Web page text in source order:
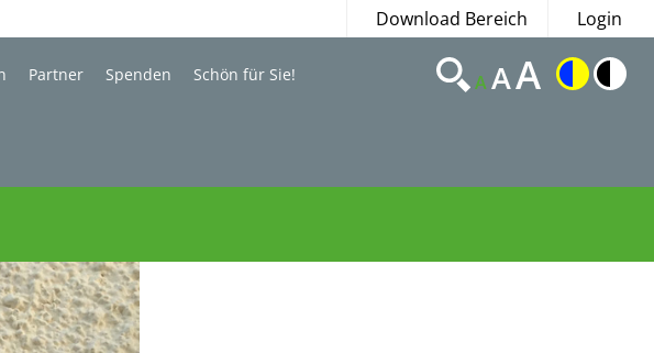
Download Bereich Login
Partner Spenden Schön für Sie! AAA